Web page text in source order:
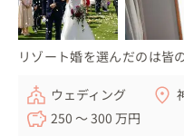
リゾート婚を選んだのは皆
ウェディング
250 〜 300 万円